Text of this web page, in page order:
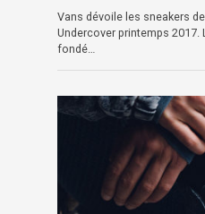
Vans dévoile les sneakers
Undercover printemps 2017.
fondé…